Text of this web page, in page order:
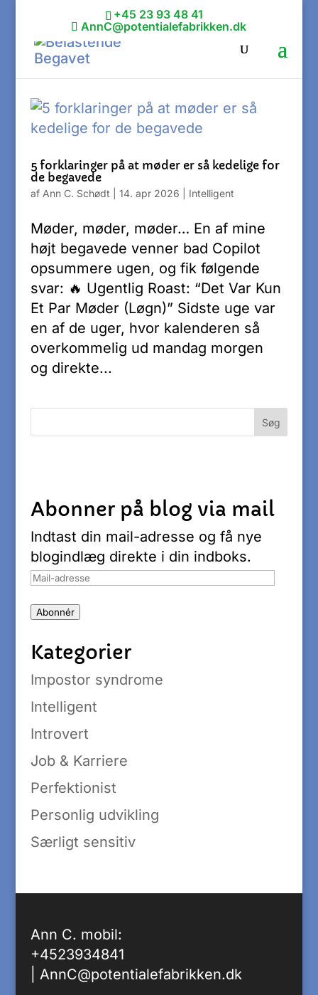
+45 23 93 48 41
AnnC@potentialefabrikken.dk
5 forklaringer på at møder er så kedelige for
de begavede
af Ann C. Schødt 14. apr 2026 Intelligent
Møder, møder, møder… En af mine
højt begavede venner bad Copilot
opsummere ugen, og fik følgende
svar: 🔥 Ugentlig Roast: “Det Var Kun
Et Par Møder (Løgn)” Sidste uge var
en af de uger, hvor kalenderen så
overkommelig ud mandag morgen
og direkte...
Abonner på blog via mail
Indtast din mail-adresse og få nye
blogindlæg direkte i din indboks.
Mail-
Abonnér
Kategorier
Impostor syndrome
Intelligent
Introvert
Job & Karriere
Perfektionist
Personlig udvikling
Særligt sensitiv
Ann C. mobil:
+4523934841
AnnC@potentialefabrikken.dk